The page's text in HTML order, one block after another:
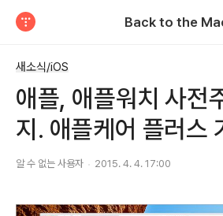
Back to the
새소식/iOS
애플, 애플워치 사전
지. 애플케어 플러스
알 수 없는 사용자 2015. 4. 4. 17:00